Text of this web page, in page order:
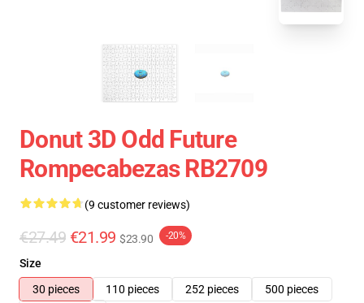
Donut 3D Odd Future
Rompecabezas RB2709
(9 customer reviews)
€27.49 €21.99 $23.90 -20%
Size
30 pieces
110 pieces 252 pieces
500 pieces